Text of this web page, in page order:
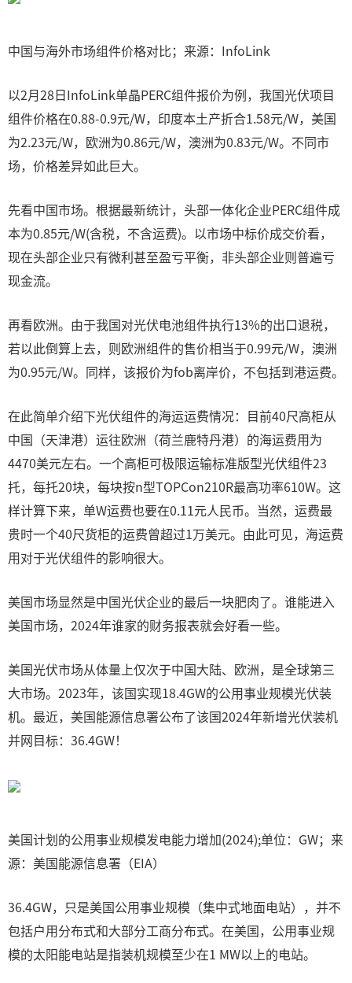
中国与海外市场组件价格对比；来源：InfoLink
以2月28日InfoLink单晶PERC组件报价为例，我国光伏项目
组件价格在0.88-0.9元/W，印度本土产折合1.58元/W，美国
为2.23元/W，欧洲为0.86元/W，澳洲为0.83元/W。不同市
场，价格差异如此巨大。
先看中国市场。根据最新统计，头部一体化企业PERC组件成
本为0.85元/W(含税，不含运费)。以市场中标价成交价看，
现在头部企业只有微利甚至盈亏平衡，非头部企业则普遍亏
现金流。
再看欧洲。由于我国对光伏电池组件执行13%的出口退税，
若以此倒算上去，则欧洲组件的售价相当于0.99元/W，澳洲
为0.95元/W。同样，该报价为fob离岸价，不包括到港运费。
在此简单介绍下光伏组件的海运运费情况：目前40尺高柜从
中国（天津港）运往欧洲（荷兰鹿特丹港）的海运费用为
4470美元左右。一个高柜可极限运输标准版型光伏组件23
托，每托20块，每块按n型TOPCon210R最高功率610W。这
样计算下来，单W运费也要在0.11元人民币。当然，运费最
贵时一个40尺货柜的运费曾超过1万美元。由此可见，海运费
用对于光伏组件的影响很大。
美国市场显然是中国光伏企业的最后一块肥肉了。谁能进入
美国市场，2024年谁家的财务报表就会好看一些。
美国光伏市场从体量上仅次于中国大陆、欧洲，是全球第三
大市场。2023年，该国实现18.4GW的公用事业规模光伏装
机。最近，美国能源信息署公布了该国2024年新增光伏装机
并网目标：36.4GW！
美国计划的公用事业规模发电能力增加(2024);单位：GW；来
源：美国能源信息署（EIA）
36.4GW，只是美国公用事业规模（集中式地面电站），并不
包括户用分布式和大部分工商分布式。在美国，公用事业规
模的太阳能电站是指装机规模至少在1 MW以上的电站。